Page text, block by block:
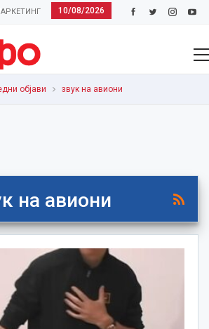
10/08/2026
објави звук на авиони
на авиони